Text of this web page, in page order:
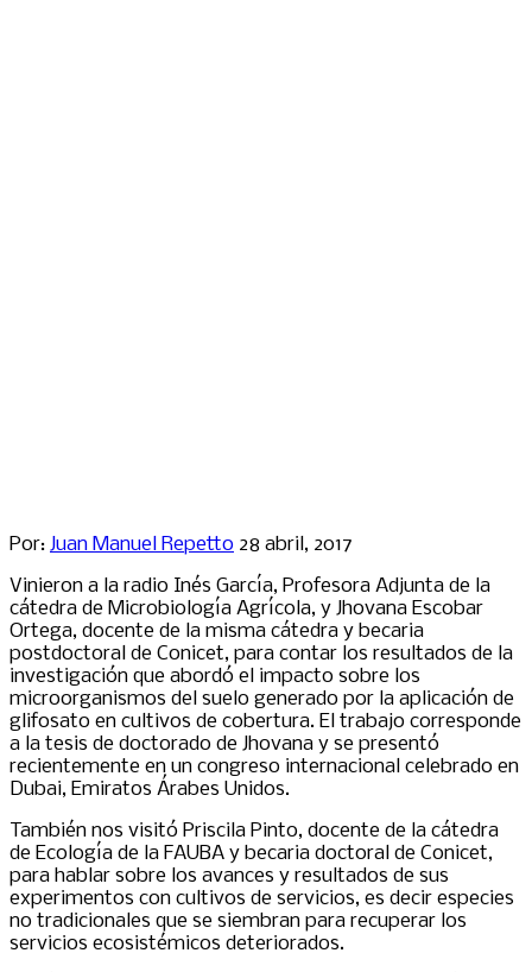
Por: Juan Manuel Repetto 28 abril, 2017
Vinieron a la radio Inés García, Profesora Adjunta de la
cátedra de Microbiología Agrícola, y Jhovana Escobar
Ortega, docente de la misma cátedra y becaria
postdoctoral de Conicet, para contar los resultados de la
investigación que abordó el impacto sobre los
microorganismos del suelo generado por la aplicación de
glifosato en cultivos de cobertura. El trabajo corresponde
a la tesis de doctorado de Jhovana y se presentó
recientemente en un congreso internacional celebrado en
Dubai, Emiratos Árabes Unidos.
También nos visitó Priscila Pinto, docente de la cátedra
de Ecología de la FAUBA y becaria doctoral de Conicet,
para hablar sobre los avances y resultados de sus
experimentos con cultivos de servicios, es decir especies
no tradicionales que se siembran para recuperar los
servicios ecosistémicos deteriorados.